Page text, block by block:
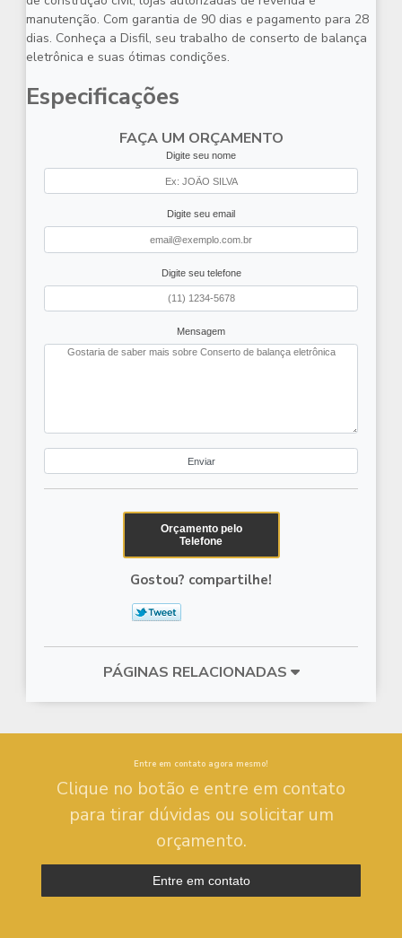
manutenção. Com garantia de 90 dias e pagamento para 28
dias. Conheça a Disfil, seu trabalho de conserto de balança
eletrônica e suas ótimas condições.
Especificações
FAÇA UM ORÇAMENTO
Digite seu nome
Digite seu email
Digite seu telefone
Mensagem
Orçamento pelo
Telefone
Gostou? compartilhe!
PÁGINAS RELACIONADAS
Entre em contato agora mesmo!
Clique no botão e entre em contato
para tirar dúvidas ou solicitar um
orçamento.
Entre em contato